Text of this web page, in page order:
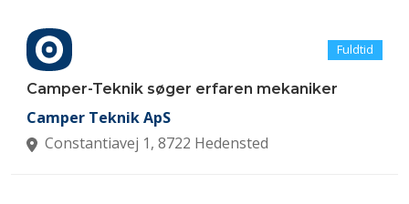
Fuldtid
Camper-Teknik søger erfaren mekaniker
Camper Teknik ApS
Constantiavej 1, 8722 Hedensted